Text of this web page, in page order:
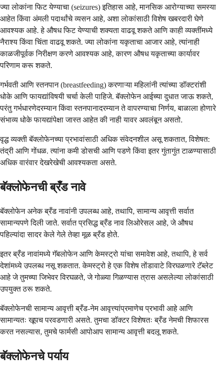
ज्या लोकांना फिट येण्याचा (seizures) इतिहास आहे, मानसिक आरोग्याच्या समस्या
आहेत किंवा अंमली पदार्थांचे व्यसन आहे, अशा लोकांसाठी विशेष खबरदारी घेणे
आवश्यक आहे. हे औषध फिट येण्याची शक्यता वाढवू शकते आणि काही व्यक्तींमध्ये
नैराश्य किंवा चिंता वाढवू शकते. ज्या लोकांना यकृताचा आजार आहे, त्यांनाही
काळजीपूर्वक निरीक्षण करणे आवश्यक आहे, कारण औषध यकृताच्या कार्यावर
परिणाम करू शकते.
गर्भवती आणि स्तनपान (breastfeeding) करणाऱ्या महिलांनी त्यांच्या डॉक्टरांशी
धोके आणि फायद्यांविषयी चर्चा केली पाहिजे. बॅक्लोफेन आईच्या दुधात जाऊ शकते,
परंतु गर्भधारणेदरम्यान किंवा स्तनपानादरम्यान ते वापरण्याचा निर्णय, बाळाला होणारे
संभाव्य धोके फायद्यांपेक्षा जास्त आहेत की नाही यावर अवलंबून असतो.
वृद्ध व्यक्ती बॅक्लोफेनच्या प्रभावांसाठी अधिक संवेदनशील असू शकतात, विशेषत:
तंद्री आणि गोंधळ. त्यांना कमी डोसची आणि पडणे किंवा इतर गुंतागुंत टाळण्यासाठी
अधिक वारंवार देखरेखेची आवश्यकता असते.
बॅक्लोफेनची ब्रँड नावे
बॅक्लोफेन अनेक ब्रँड नावांनी उपलब्ध आहे, तथापि, सामान्य आवृत्ती सर्वात
सामान्यपणे दिली जाते. सर्वात प्रसिद्ध ब्रँड नाव लिओरेसल आहे, जे औषध
पहिल्यांदा सादर केले गेले तेव्हा मूळ ब्रँड होते.
इतर ब्रँड नावांमध्ये गॅबलोफेन आणि केमस्ट्रो यांचा समावेश आहे, तथापि, हे सर्व
देशांमध्ये उपलब्ध नसू शकतात. केमस्ट्रो हे एक विशेष तोंडावाटे विरघळणारे टॅब्लेट
आहे जे तुमच्या जिभेवर विरघळते, जे गोळ्या गिळण्यास त्रास असलेल्या लोकांसाठी
उपयुक्त ठरू शकते.
बॅक्लोफेनची सामान्य आवृत्ती ब्रँड-नेम आवृत्त्यांप्रमाणेच प्रभावी आहे आणि
सामान्यतः खूपच परवडणारी असते. तुमचा डॉक्टर विशेषतः ब्रँड नेमची शिफारस
करत नसल्यास, तुमचे फार्मसी आपोआप सामान्य आवृत्ती बदलू शकते.
बॅक्लोफेनचे पर्याय